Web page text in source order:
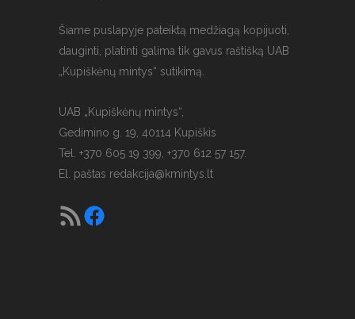
Šiame puslapyje pateiktą medžiagą kopijuoti,
dauginti, platinti galima tik gavus raštišką UAB
„Kupiškėnų mintys“ sutikimą.
UAB „Kupiškėnų mintys“,
Gedimino g. 19, 40114 Kupiškis
Tel. +370 605 19 399, +370 612 57 157.
El. paštas redakcija@kmintys.lt